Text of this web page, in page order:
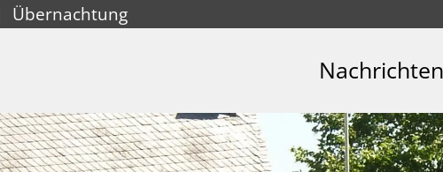
Übernachtung
Nachrichten